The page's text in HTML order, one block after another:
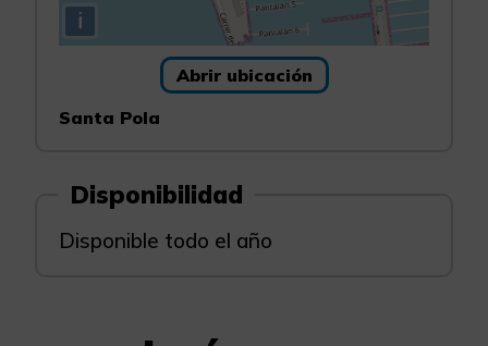
i
Abrir ubicación
Santa Pola
Disponibilidad
Disponible todo el año